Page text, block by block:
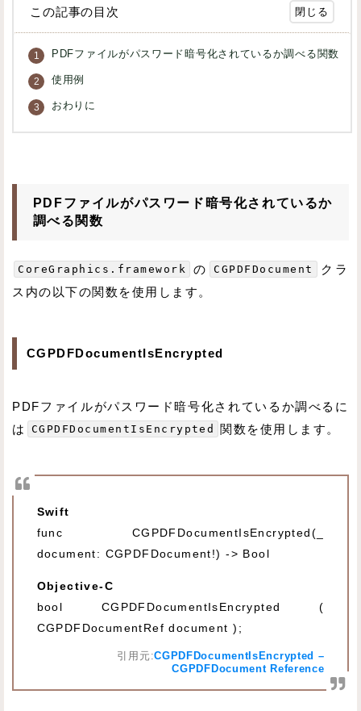
この記事の目次
PDFファイルがパスワード暗号化されているか調べる関数
使用例
おわりに
PDFファイルがパスワード暗号化されているか
調べる関数
CoreGraphics.framework の CGPDFDocument
クラ
ス内の以下の関数を使用します。
CGPDFDocumentIsEncrypted
PDFファイルがパスワード暗号化されているか調べるに
は
CGPDFDocumentIsEncrypted 関数を使用します。
Swift
func CGPDFDocumentIsEncrypted(_
document: CGPDFDocument!) -> Bool
Objective-C
bool CGPDFDocumentIsEncrypted (
CGPDFDocumentRef document );
引用元:CGPDFDocumentIsEncrypted –
CGPDFDocument Reference